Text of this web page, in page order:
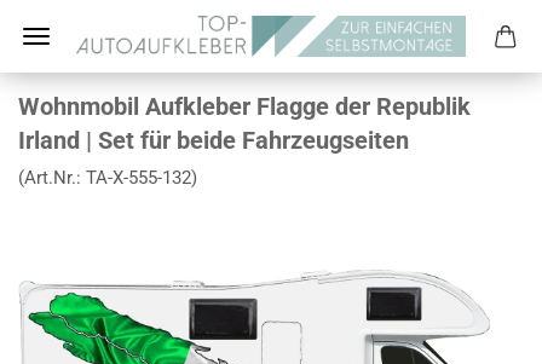
Wohnmobil Aufkleber Flagge der Republik
Irland | Set für beide Fahrzeugseiten
(Art.Nr.: TA-X-555-132)